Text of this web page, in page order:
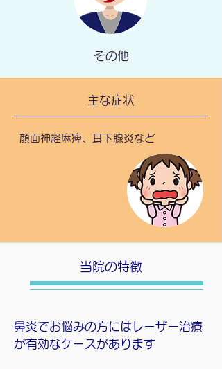
その他
主な症状
顔面神経麻痺、耳下腺炎など
​当院の特徴
鼻炎でお悩みの方にはレーザー治療
が有効なケースがあります